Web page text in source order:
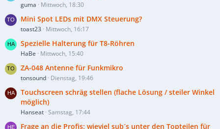
guma Mittwoch, 18:30
Mini Spot LEDs mit DMX Steuerung?
toast23 Mittwoch, 16:17
Spezielle Halterung für T8-Röhren
HaBe Mittwoch, 15:40
ZA-048 Antenne für Funkmikro
tonsound Dienstag, 19:46
Touchscreen schräg stellen (flache Lösung / steiler Winkel
möglich)
Hanseat Samstag, 17:44
Frage an die Profis: wieviel sub´s unter den Topteilen für